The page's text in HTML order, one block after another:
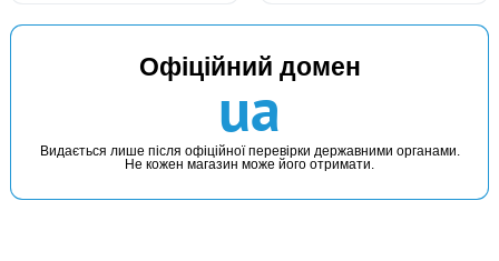
Офіційний домен
ua
Видається лише після офіційної перевірки державними органами.
Не кожен магазин може його отримати.